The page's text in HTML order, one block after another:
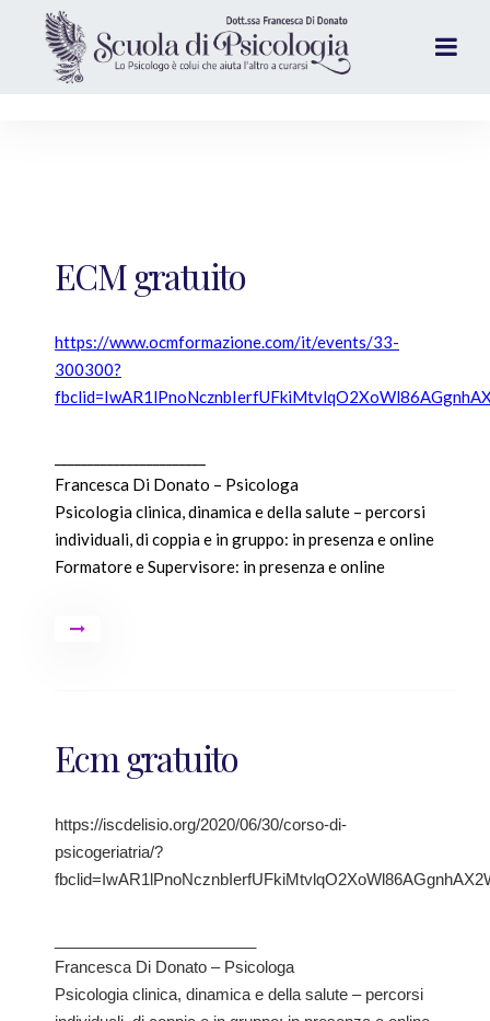
ECM gratuito
https://www.ocmformazione.com/it/events/33-
300300?
Francesca Di Donato – Psicologa
Psicologia clinica, dinamica e della salute – percorsi
individuali, di coppia e in gruppo: in presenza e online
Formatore e Supervisore: in presenza e online
Ecm gratuito
https://iscdelisio.org/2020/06/30/corso-di-
psicogeriatria/?
Francesca Di Donato – Psicologa
Psicologia clinica, dinamica e della salute – percorsi